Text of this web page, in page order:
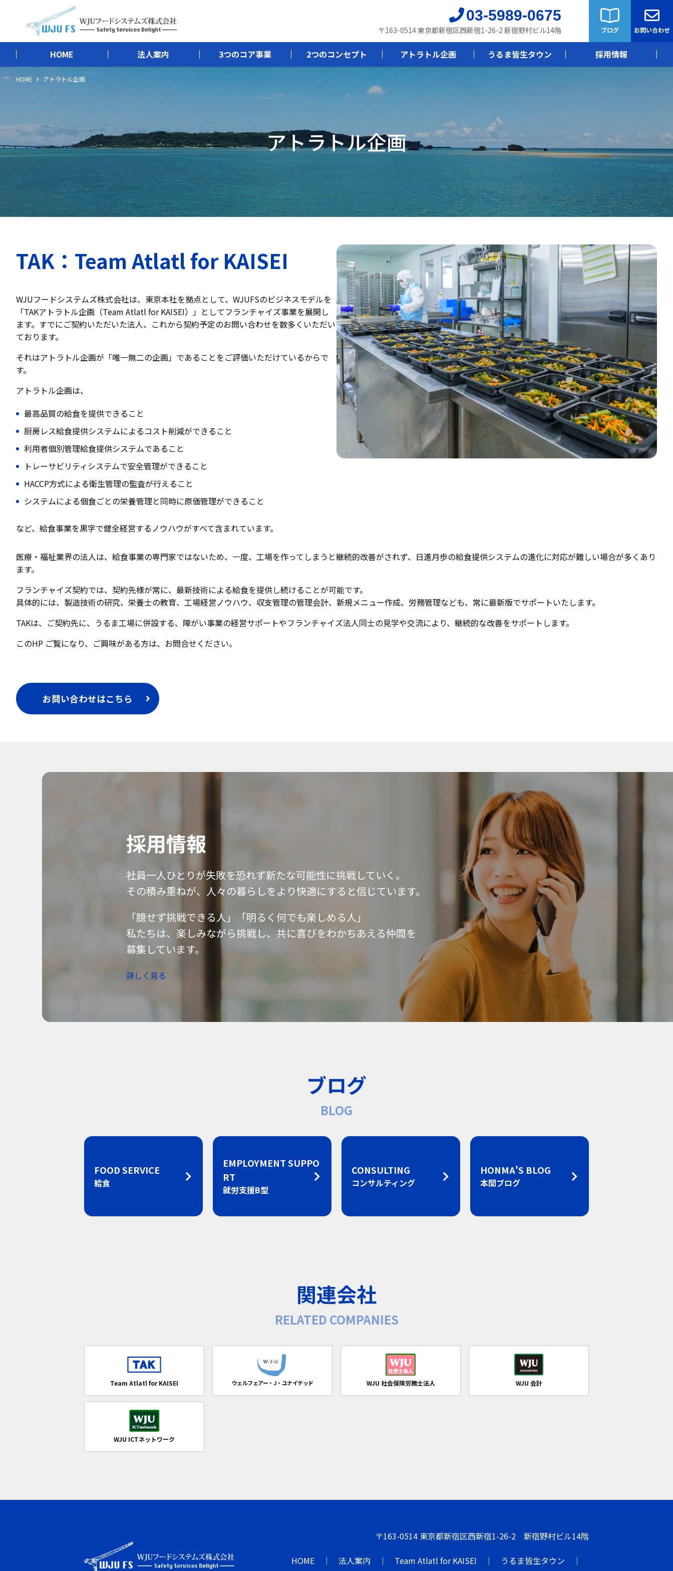
03-5989-0675
〒163-0514 東京都新宿区西新宿1-26-2 新宿野村ビル14階
HOME 法人案内 3つのコア事業 2つのコンセプト アトラトル企画 うるま皆生タウン 採用情報
ブログ お問い合わせ
HOME アトラトル企画
アトラトル企画
TAK：Team Atlatl for KAISEI
WJUフードシステムズ株式会社は、東京本社を拠点として、WJUFSのビジネスモデルを
「TAKアトラトル企画（Team Atlatl for KAISEI）」としてフランチャイズ事業を展開し
ます。すでにご契約いただいた法人、これから契約予定のお問い合わせを数多くいただい
ております。
それはアトラトル企画が「唯一無二の企画」であることをご評価いただけているからで
す。
アトラトル企画は、
最高品質の給食を提供できること
厨房レス給食提供システムによるコスト削減ができること
利用者個別管理給食提供システムであること
トレーサビリティシステムで安全管理ができること
HACCP方式による衛生管理の監査が行えること
システムによる個食ごとの栄養管理と同時に原価管理ができること
など、給食事業を黒字で健全経営するノウハウがすべて含まれています。
医療・福祉業界の法人は、給食事業の専門家ではないため、一度、工場を作ってしまうと継続的改善がされず、日進月歩の給食提供システムの進化に対応が難しい場合が多くあり
ます。
フランチャイズ契約では、契約先様が常に、最新技術による給食を提供し続けることが可能です。
具体的には、製造技術の研究、栄養士の教育、工場経営ノウハウ、収支管理の管理会計、新規メニュー作成、労務管理なども、常に最新版でサポートいたします。
TAKは、ご契約先に、うるま工場に併設する、障がい事業の経営サポートやフランチャイズ法人同士の見学や交流により、継続的な改善をサポートします。
このHP ご覧になり、ご興味がある方は、お問合せください。
お問い合わせはこちら
採用情報
社員一人ひとりが失敗を恐れず新たな可能性に挑戦していく。
その積み重ねが、人々の暮らしをより快適にすると信じています。
「臆せず挑戦できる人」「明るく何でも楽しめる人」
私たちは、楽しみながら挑戦し、共に喜びをわかちあえる仲間を
募集しています。
詳しく見る
ブログ
BLOG
FOOD SERVICE
給食
EMPLOYMENT SUPPO
RT
就労支援B型
CONSULTING
コンサルティング
HONMA'S BLOG
本間ブログ
関連会社
RELATED COMPANIES
Team Atlatl for KAISEI ウェルフェアー・J・ユナイテッド WJU 社会保険労務士法人 WJU 会計
WJU ICTネットワーク
〒163-0514 東京都新宿区西新宿1-26-2 新宿野村ビル14階
HOME 法人案内 Team Atlatl for KAISEI うるま皆生タウン